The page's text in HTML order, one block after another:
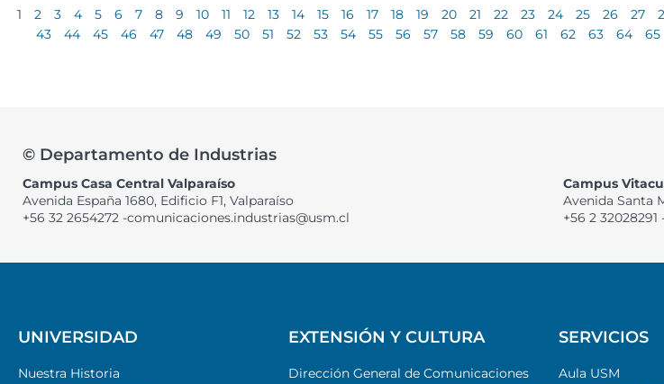
1 2 3 4 5 6 7 8 9 10 11 12 13 14 15 16 17 18 19 20 21 22 23 24 25 26 27
43
44 45 46 47 48 49 50 51 52 53 54 55 56 57 58 59 60 61 62 63 64 65
© Departamento de Industrias
Campus Casa Central Valparaíso
Avenida España 1680, Edificio F1, Valparaíso
+56 32 2654272 -comunicaciones.industrias@usm.cl
Campus
Avenida Santa
+56 2
UNIVERSIDAD
Nuestra Historia
EXTENSIÓN Y CULTURA
Dirección General de Comunicaciones
SERVICIOS
Aula USM